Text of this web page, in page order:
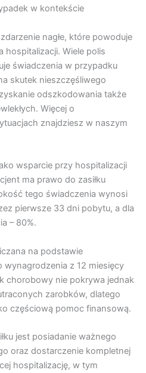
w kontekście
nagłe, które powoduje
hospitalizacji. Wiele polis
świadczenia w przypadku
skutek nieszczęśliwego
odszkodowania także
Więcej o
znajdziesz w naszym
wsparcie przy hospitalizacji
ma prawo do zasiłku
tego świadczenia wynosi
pierwsze 33 dni pobytu, a dla
– 80%.
na podstawie
wynagrodzenia z 12 miesięcy
chorobowy nie pokrywa jednak
zarobków, dlatego
częściową pomoc finansową.
jest posiadanie ważnego
oraz dostarczenie kompletnej
hospitalizację, w tym